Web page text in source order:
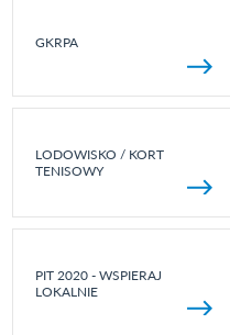
GKRPA
LODOWISKO / KORT
TENISOWY
PIT 2020 - WSPIERAJ
LOKALNIE